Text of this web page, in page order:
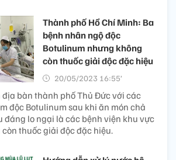
Thành phố Hồ Chí Minh: Ba
bệnh nhân ngộ độc
Botulinum nhưng không
còn thuốc giải độc đặc hiệu
20/05/2023 16:55’
bàn thành phố Thủ Đức với các
độc Botulinum sau khi ăn món chả
đáng lo ngại là các bệnh viện khu vực
thuốc giải độc đặc hiệu.